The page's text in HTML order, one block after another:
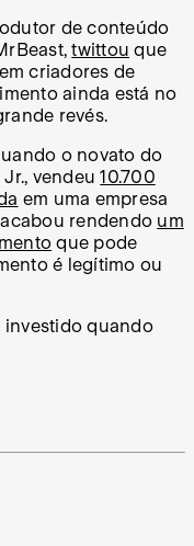
de conteúdo
twittou que
criadores de
ainda está no
revés.
o novato do
Jr., vendeu10.700
em uma empresa
rendendo um
que pode
é legítimo ou
investido quando